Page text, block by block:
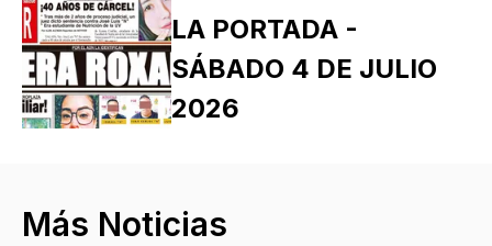
LA PORTADA -
SÁBADO 4 DE JULIO
2026
Más Noticias